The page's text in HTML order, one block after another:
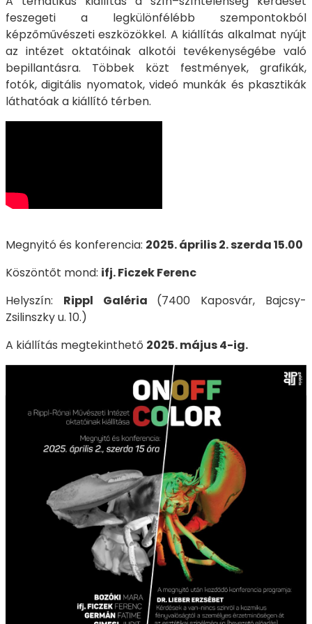
feszegeti a legkülönfélébb szempontokból
képzőművészeti eszközökkel. A kiállítás alkalmat nyújt
az intézet oktatóinak alkotói tevékenységébe való
bepillantásra. Többek közt festmények, grafikák,
fotók, digitális nyomatok, videó munkák és pkasztikák
láthatóak a kiállító térben.
Megnyitó és konferencia: 2025. április 2. szerda 15.00
Köszöntőt mond: ifj. Ficzek Ferenc
Helyszín: Rippl Galéria (7400 Kaposvár, Bajcsy-
Zsilinszky u. 10.)
A kiállítás megtekinthető 2025. május 4-ig.